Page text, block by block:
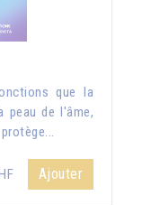
que la
peau de l'âme,
Ajouter